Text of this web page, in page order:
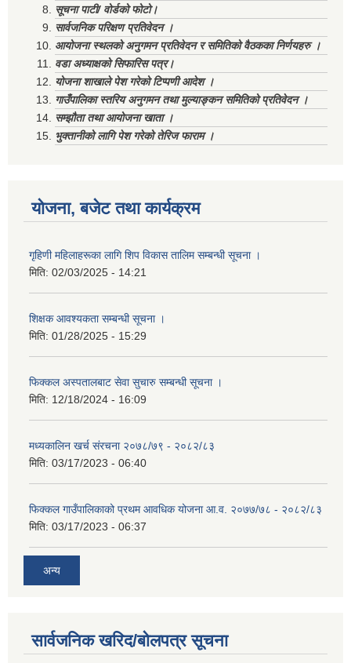
सूचना पाटी/ वोर्डको फोटो।
सार्वजनिक परिक्षण प्रतिवेदन ।
आयोजना स्थलको अनुगमन प्रतिवेदन र समितिको वैठकका निर्णयहरु ।
वडा अध्याक्षको सिफारिस पत्र।
योजना शाखाले पेश गरेको टिप्पणी आदेश ।
गाउँपालिका स्तरिय अनुगमन तथा मुल्याङ्कन समितिको प्रतिवेदन ।
सम्झौता तथा आयोजना खाता ।
भुक्तानीको लागि पेश गरेको तेरिज फाराम ।
योजना, बजेट तथा कार्यक्रम
गृहिणी महिलाहरूका लागि शिप विकास तालिम सम्बन्धी सूचना ‌।
मिति: 02/03/2025 - 14:21
शिक्षक आवश्यकता सम्बन्धी सूचना ।
मिति: 01/28/2025 - 15:29
फिक्कल अस्पतालबाट सेवा सुचारु सम्बन्धी सूचना ।
मिति: 12/18/2024 - 16:09
मध्यकालिन खर्च संरचना २०७८/७९ - २०८२/८३
मिति: 03/17/2023 - 06:40
फिक्कल गाउँपालिकाको प्रथम आवधिक योजना आ.व. २०७७/७८ - २०८२/८३
मिति: 03/17/2023 - 06:37
अन्य
सार्वजनिक खरिद/बोलपत्र सूचना